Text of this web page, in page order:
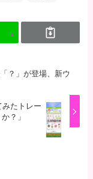
？」が登場、新ウ
みたトレー
？」